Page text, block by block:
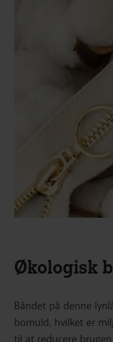
Økologisk
Båndet på denne
bomuld, hvilket er
til at reducere